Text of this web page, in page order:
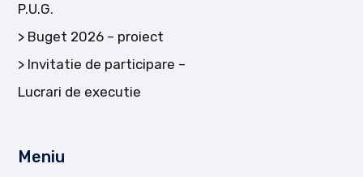
P.U.G.
Buget 2026 – proiect
Invitatie de participare –
Lucrari de executie
Meniu